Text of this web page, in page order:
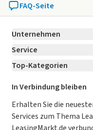
FAQ-Seite
Unternehmen
Über LeasingMarkt.de
Karriere Jetzt
Für Händler
Kooperation mit
AGB
Service
Kontakt
Ratgeber
Magazin
Datenschutz-
Top-Kategorien
Leasing Deals
Gebrauchtwagen
Leasing ohne Anzahlung
In Verbindung bleiben
Erhalten Sie die
Services zum Thema